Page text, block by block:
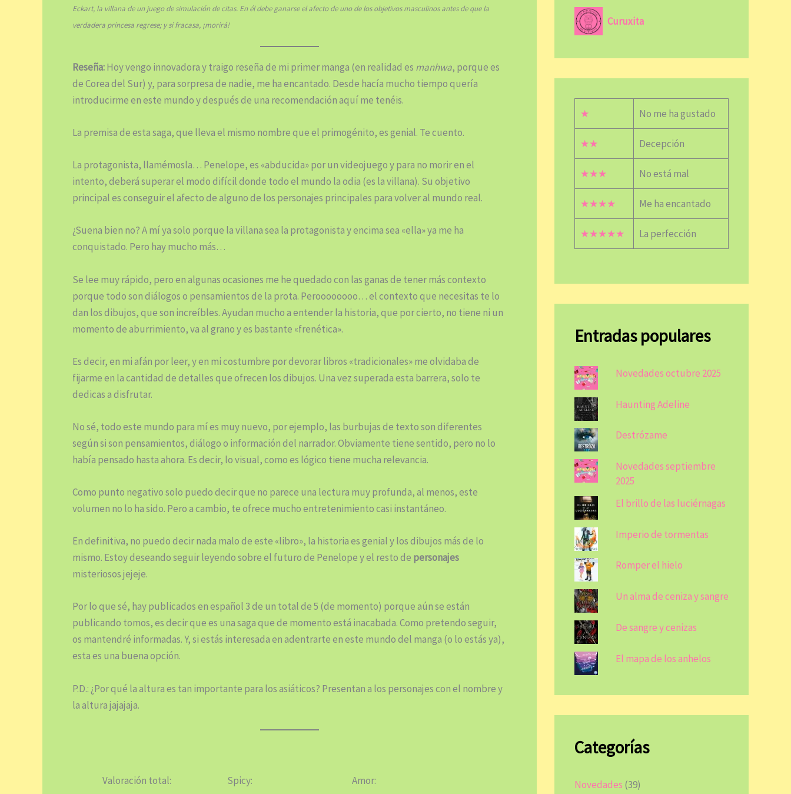
Eckart, la villana de un juego de simulación de citas. En él debe ganarse el afecto de uno de los objetivos masculinos antes de que la
verdadera princesa regrese; y si fracasa, ¡morirá!
Reseña:Hoy vengo innovadora y traigo reseña de mi primer manga (en realidad es manhwa, porque es
de Corea del Sur) y, para sorpresa de nadie, me ha encantado. Desde hacía mucho tiempo quería
introducirme en este mundo y después de una recomendación aquí me tenéis.
La premisa de esta saga, que lleva el mismo nombre que el primogénito, es genial. Te cuento.
La protagonista, llamémosla… Penelope, es «abducida» por un videojuego y para no morir en el
intento, deberá superar el modo difícil donde todo el mundo la odia (es la villana). Su objetivo
principal es conseguir el afecto de alguno de los personajes principales para volver al mundo real.
¿Suena bien no? A mí ya solo porque la villana sea la protagonista y encima sea «ella» ya me ha
conquistado. Pero hay mucho más…
Se lee muy rápido, pero en algunas ocasiones me he quedado con las ganas de tener más contexto
porque todo son diálogos o pensamientos de la prota. Peroooooooo… el contexto que necesitas te lo
dan los dibujos, que son increíbles. Ayudan mucho a entender la historia, que por cierto, no tiene ni un
momento de aburrimiento, va al grano y es bastante «frenética».
Es decir, en mi afán por leer, y en mi costumbre por devorar libros «tradicionales» me olvidaba de
fijarme en la cantidad de detalles que ofrecen los dibujos. Una vez superada esta barrera, solo te
dedicas a disfrutar.
No sé, todo este mundo para mí es muy nuevo, por ejemplo, las burbujas de texto son diferentes
según si son pensamientos, diálogo o información del narrador. Obviamente tiene sentido, pero no lo
había pensado hasta ahora. Es decir, lo visual, como es lógico tiene mucha relevancia.
Como punto negativo solo puedo decir que no parece una lectura muy profunda, al menos, este
volumen no lo ha sido. Pero a cambio, te ofrece mucho entretenimiento casi instantáneo.
En definitiva, no puedo decir nada malo de este «libro», la historia es genial y los dibujos más de lo
mismo. Estoy deseando seguir leyendo sobre el futuro de Penelope y el resto de personajes
misteriosos jejeje.
Por lo que sé, hay publicados en español 3 de un total de 5 (de momento) porque aún se están
publicando tomos, es decir que es una saga que de momento está inacabada. Como pretendo seguir,
os mantendré informadas. Y, si estás interesada en adentrarte en este mundo del manga (o lo estás ya),
esta es una buena opción.
P.D.: ¿Por qué la altura es tan importante para los asiáticos? Presentan a los personajes con el nombre y
la altura jajajaja.
Valoración total:
Spicy:
Amor:
Curuxita
★ No me ha gustado
★★ Decepción
★★★ No está mal
★★★★ Me ha encantado
★★★★★ La perfección
Entradas populares
Novedades octubre 2025
Haunting Adeline
Destrózame
Novedades septiembre
2025
El brillo de las luciérnagas
Imperio de tormentas
Romper el hielo
Un alma de ceniza y sangre
De sangre y cenizas
El mapa de los anhelos
Categorías
Novedades (39)